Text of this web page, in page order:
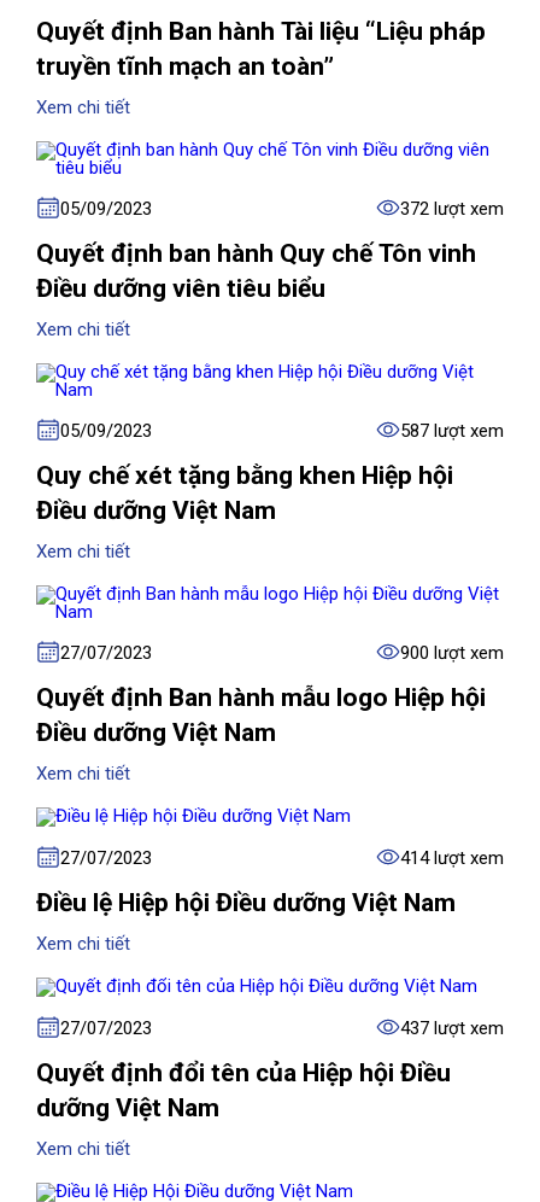
Quyết định Ban hành Tài liệu “Liệu pháp
truyền tĩnh mạch an toàn”
Xem chi tiết
05/09/2023 372 lượt xem
Quyết định ban hành Quy chế Tôn vinh
Điều dưỡng viên tiêu biểu
Xem chi tiết
05/09/2023 587 lượt xem
Quy chế xét tặng bằng khen Hiệp hội
Điều dưỡng Việt Nam
Xem chi tiết
27/07/2023 900 lượt xem
Quyết định Ban hành mẫu logo Hiệp hội
Điều dưỡng Việt Nam
Xem chi tiết
27/07/2023 414 lượt xem
Điều lệ Hiệp hội Điều dưỡng Việt Nam
Xem chi tiết
27/07/2023 437 lượt xem
Quyết định đổi tên của Hiệp hội Điều
dưỡng Việt Nam
Xem chi tiết